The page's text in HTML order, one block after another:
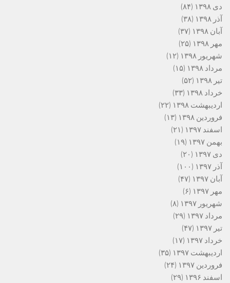
دی ۱۳۹۸
(۸۴)
آذر ۱۳۹۸
(۳۸)
آبان ۱۳۹۸
(۳۷)
مهر ۱۳۹۸
(۲۵)
شهریور ۱۳۹۸
(۱۲)
مرداد ۱۳۹۸
(۱۵)
تیر ۱۳۹۸
(۵۲)
خرداد ۱۳۹۸
(۳۳)
اردیبهشت ۱۳۹۸
(۲۲)
فروردین ۱۳۹۸
(۱۳)
اسفند ۱۳۹۷
(۲۱)
بهمن ۱۳۹۷
(۱۹)
دی ۱۳۹۷
(۲۰)
آذر ۱۳۹۷
(۱۰۰)
آبان ۱۳۹۷
(۴۷)
مهر ۱۳۹۷
(۶)
شهریور ۱۳۹۷
(۸)
مرداد ۱۳۹۷
(۲۹)
تیر ۱۳۹۷
(۴۷)
خرداد ۱۳۹۷
(۱۷)
اردیبهشت ۱۳۹۷
(۳۵)
فروردین ۱۳۹۷
(۲۴)
اسفند ۱۳۹۶
(۲۹)